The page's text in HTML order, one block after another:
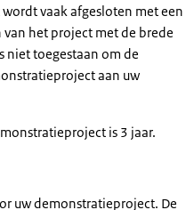
vaak afgesloten met een
het project met de brede
niet toegestaan om de
aan uw
is 3 jaar.
uw demonstratieproject. De